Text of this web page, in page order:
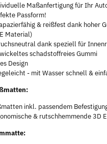
Maßanfertigung für Ihr
Passform!
& reißfest dank hoher
Material)
dank speziell für
schadstoffreies Gummi
Design
- mit Wasser schnell &
inkl. passendem
& rutschhemmende 3D